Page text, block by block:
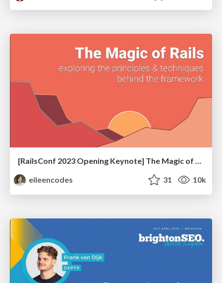
[RailsConf 2023 Opening Keynote] The Magic of Rails
eileencodes
31 10k